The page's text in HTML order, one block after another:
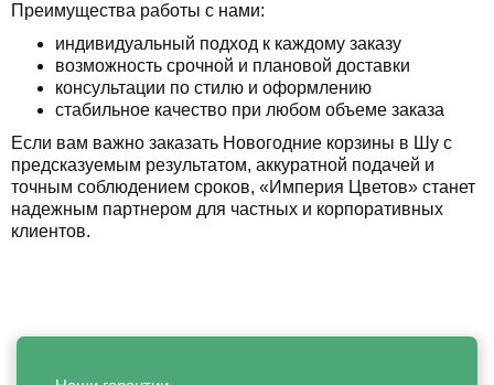
Преимущества работы с нами:
индивидуальный подход к каждому заказу
возможность срочной и плановой доставки
консультации по стилю и оформлению
стабильное качество при любом объеме заказа
Если вам важно заказать Новогодние корзины в Шу с
предсказуемым результатом, аккуратной подачей и
точным соблюдением сроков, «Империя Цветов» станет
надежным партнером для частных и корпоративных
клиентов.